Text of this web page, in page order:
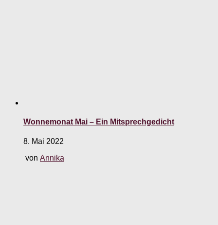
Wonnemonat Mai – Ein Mitsprechgedicht
8. Mai 2022
von Annika